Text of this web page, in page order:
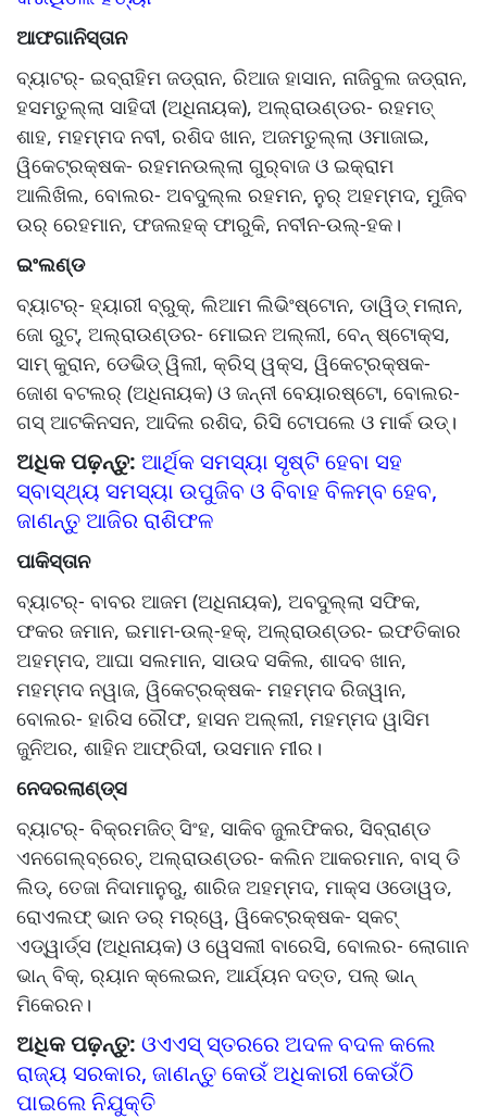
ଆଫଗାନିସ୍ତାନ
ବ୍ୟାଟର୍‌‌- ଇବ୍ରାହିମ ଜଡ୍ରାନ, ରିଆଜ ହାସାନ, ନାଜିବୁଲ ଜଡ୍ରାନ,
ହସମତୁଲ୍ଲା ସାହିଦୀ (ଅଧିନାୟକ), ଅଲ୍‌‌ରାଉଣ୍ଡର- ରହମତ୍‌‌
ଶାହ, ମହମ୍ମଦ ନବୀ, ରଶିଦ ଖାନ, ଅଜମତୁଲ୍ଲା ଓମାଜାଇ,
ୱିକେଟ୍‌‌ରକ୍ଷକ- ରହମନଉଲ୍ଲା ଗୁର୍‌‌ବାଜ ଓ ଇକ୍ରାମ
ଆଲିଖିଲ, ବୋଲର- ଅବଦୁଲ୍ଲ ରହମନ, ନୁର୍‌‌ ଅହମ୍ମଦ, ମୁଜିବ
ଉର୍‌‌ ରେହମାନ, ଫଜଲହକ୍‌‌ ଫାରୁକି, ନବୀନ-ଉଲ୍‌‌-ହକ।
ଇଂଲଣ୍ଡ
ବ୍ୟାଟର୍‌‌- ହ୍ୟାରୀ ବ୍ରୁକ୍‌‌, ଲିଆମ ଲିଭିଂଷ୍ଟୋନ, ଡାୱିଡ୍‌‌ ମଲାନ,
ଜୋ ରୁଟ୍‌‌, ଅଲ୍‌‌ରାଉଣ୍ଡର- ମୋଇନ ଅଲ୍ଲୀ, ବେନ୍‌‌ ଷ୍ଟୋକ୍ସ,
ସାମ୍‌‌ କୁରାନ, ଡେଭିଡ୍‌‌ ୱିଲୀ, କ୍ରିସ୍‌‌ ୱକ୍ସ, ୱିକେଟ୍‌‌ରକ୍ଷକ-
ଜୋଶ ବଟଲର୍‌‌ (ଅଧିନାୟକ) ଓ ଜନ୍ନୀ ବେୟାରଷ୍ଟୋ, ବୋଲର-
ଗସ୍‌‌ ଆଟକିନସନ, ଆଦିଲ ରଶିଦ, ରିସି ଟୋପଲେ ଓ ମାର୍କ ଉଡ୍‌‌।
ଅଧିକ ପଢ଼ନ୍ତୁ: ଆର୍ଥିକ ସମସ୍ୟା ସୃଷ୍ଟି ହେବା ସହ
ସ୍ବାସ୍ଥ୍ୟ ସମସ୍ୟା ଉପୁଜିବ ଓ ବିବାହ ବିଳମ୍ବ ହେବ,
ଜାଣନ୍ତୁ ଆଜିର ରାଶିଫଳ
ପାକିସ୍ତାନ
ବ୍ୟାଟର୍‌‌- ବାବର ଆଜମ (ଅଧିନାୟକ), ଅବଦୁଲ୍ଲା ସଫିକ,
ଫକର ଜମାନ, ଇମାମ-ଉଲ୍‌‌-ହକ୍‌‌, ଅଲ୍‌‌ରାଉଣ୍ଡର- ଇଫତିକାର
ଅହମ୍ମଦ, ଆଘା ସଲମାନ, ସାଉଦ ସକିଲ, ଶାଦବ ଖାନ,
ମହମ୍ମଦ ନୱାଜ, ୱିକେଟ୍‌‌ରକ୍ଷକ- ମହମ୍ମଦ ରିଜୱାନ,
ବୋଲର- ହାରିସ ରୌଫ, ହାସନ ଅଲ୍ଲୀ, ମହମ୍ମଦ ୱାସିମ
ଜୁନିଅର, ଶାହିନ ଆଫ୍ରିଦୀ, ଉସମାନ ମୀର।
ନେଦରଲାଣ୍ଡ୍‌‌ସ
ବ୍ୟାଟର୍‌‌- ବିକ୍ରମଜିତ୍‌‌ ସିଂହ, ସାକିବ ଜୁଲଫିକର, ସିବ୍ରାଣ୍ଡ
ଏନଗେଲ୍‌‌ବ୍ରେଚ୍‌‌, ଅଲ୍‌‌ରାଉଣ୍ଡର- କଲିନ ଆକରମାନ, ବାସ୍‌‌ ଡି
ଲିଡ୍‌‌, ତେଜା ନିଦାମାନୁରୁ, ଶାରିଜ ଅହମ୍ମଦ, ମାକ୍ସ ଓଡୋୱଡ,
ରୋଏଲଫ୍‌‌ ଭାନ ଡର୍‌‌ ମର୍‌‌ୱେ, ୱିକେଟ୍‌‌ରକ୍ଷକ- ସ୍କଟ୍‌‌
ଏଡ୍‌‌ୱାର୍ଡ୍ସ (ଅଧିନାୟକ) ଓ ୱେସଲୀ ବାରେସି, ବୋଲର- ଲୋଗାନ
ଭାନ୍‌‌ ବିକ୍‌‌, ର‍୍ୟାନ କ୍ଲେଇନ, ଆର୍ଯ୍ୟନ ଦତ୍ତ, ପଲ୍‌‌ ଭାନ୍‌‌
ମିକେରନ।
ଅଧିକ ପଢ଼ନ୍ତୁ: ଓଏଏସ୍‌‌ ସ୍ତରରେ ଅଦଳ ବଦଳ କଲେ
ରାଜ୍ୟ ସରକାର, ଜାଣନ୍ତୁ କେଉଁ ଅଧିକାରୀ କେଉଁଠି
ପାଇଲେ ନିଯୁକ୍ତି